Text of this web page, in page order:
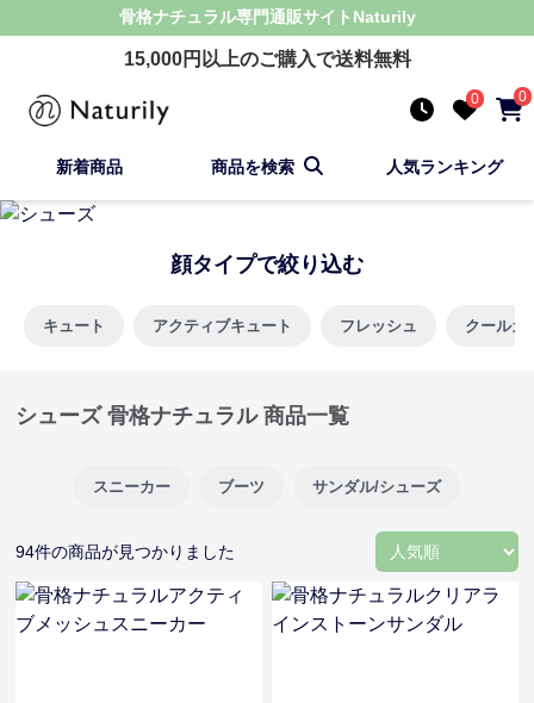
骨格ナチュラル専門通販サイト Naturily
15,000円以上のご購入で送料無料
0 0
新着商品 商品を検索 人気ランキング
顔タイプで絞り込む
キュート アクティブキュート フレッシュ クールカ
シューズ 骨格ナチュラル 商品一覧
スニーカー ブーツ サンダル/シューズ
94件の商品が見つかりました